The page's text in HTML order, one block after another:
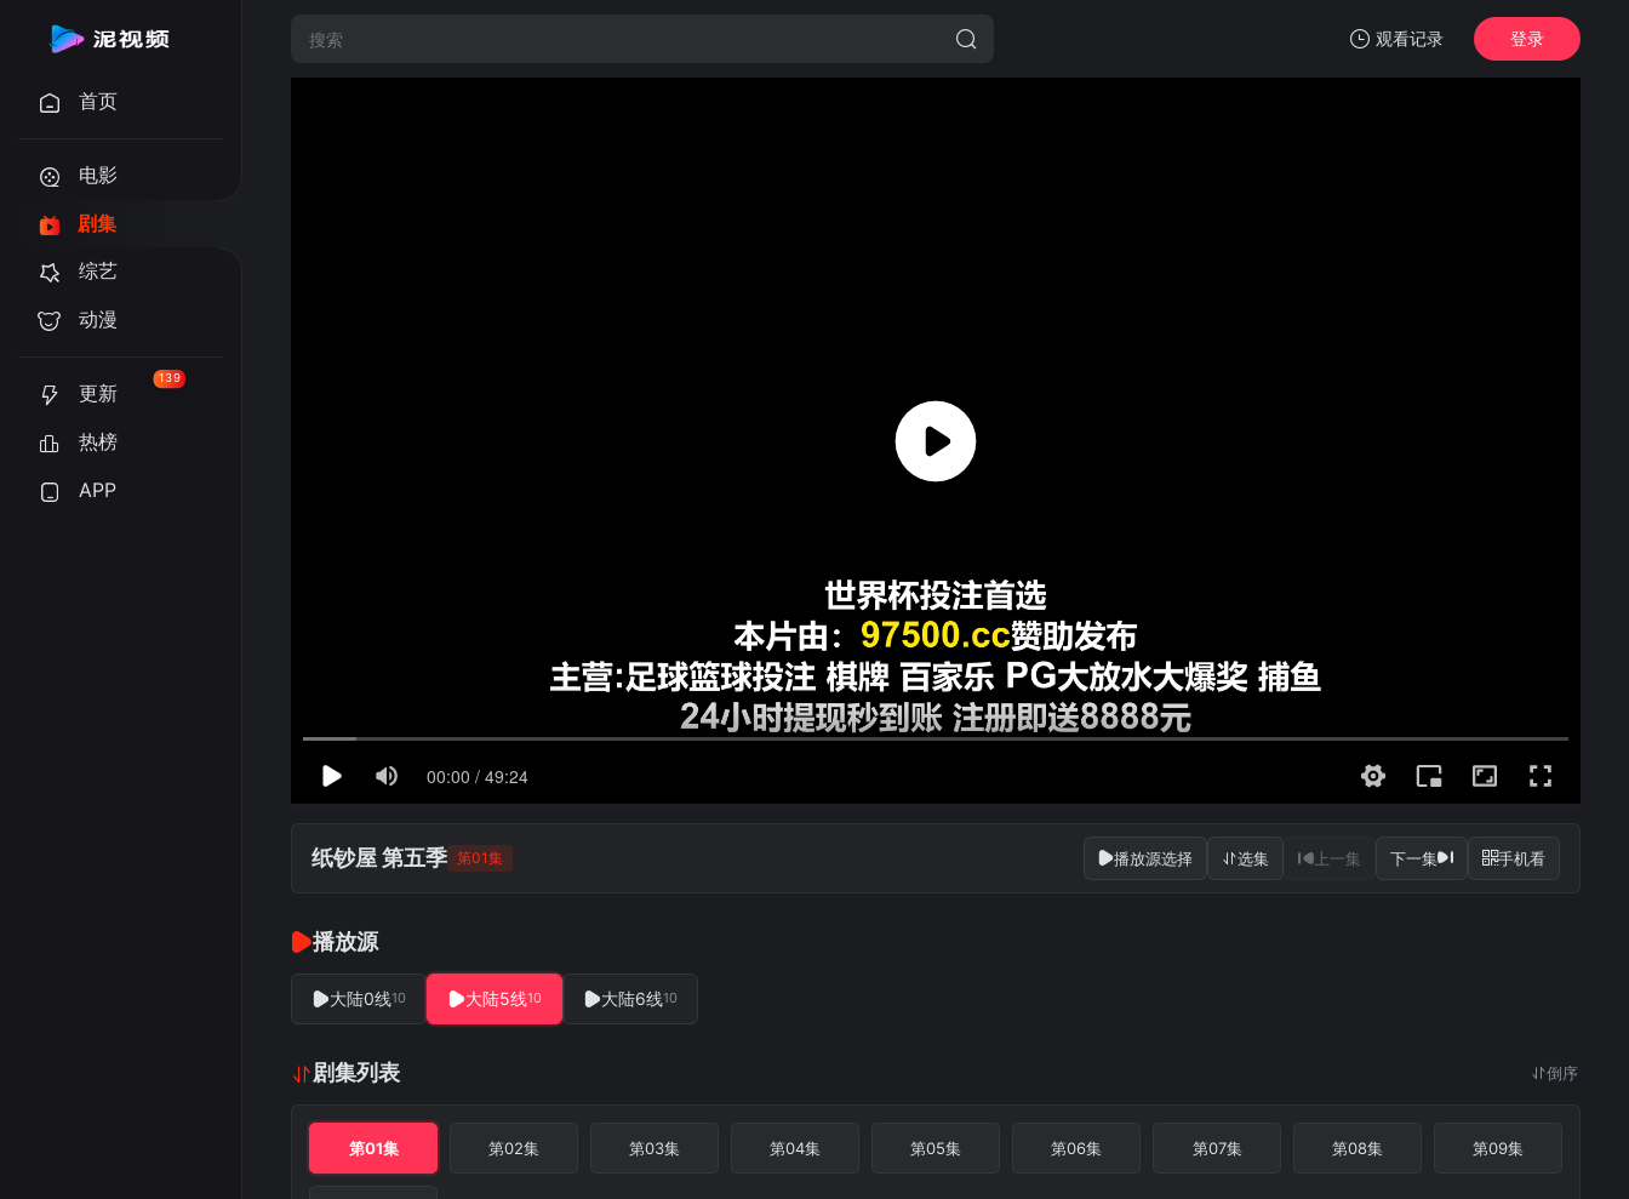
观看记录 登录
首页
电影
剧集
综艺
动漫
更新
139
热榜
APP
纸钞屋 第五季 第01集 播放源选择 选集 上一集 下一集 手机看
播放源
大陆0线10 大陆5线10 大陆6线10
剧集列表 倒序
第01集 第02集 第03集 第04集 第05集 第06集 第07集 第08集 第09集